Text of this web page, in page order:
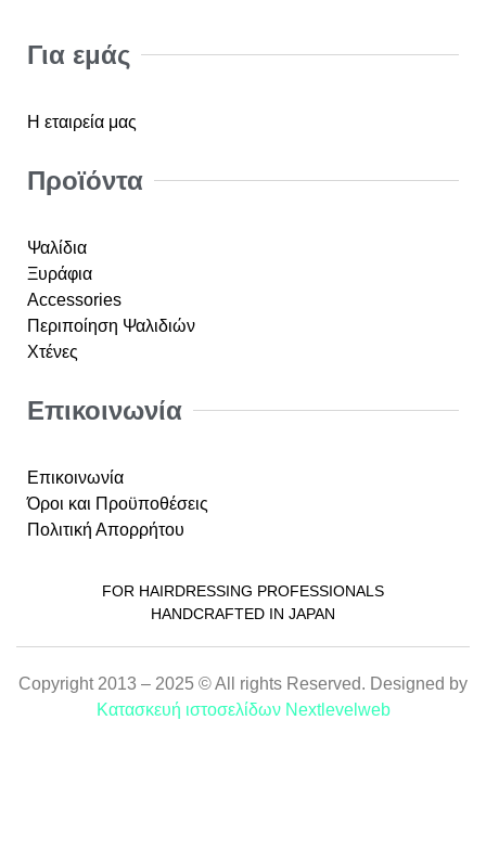
Για εμάς
Η εταιρεία μας
Προϊόντα
Ψαλίδια
Ξυράφια
Accessories
Περιποίηση Ψαλιδιών
Χτένες
Επικοινωνία
Επικοινωνία
Όροι και Προϋποθέσεις
Πολιτική Απορρήτου
FOR HAIRDRESSING PROFESSIONALS
HANDCRAFTED IN JAPAN
Copyright 2013 – 2025 © All rights Reserved. Designed by
Κατασκευή ιστοσελίδων Nextlevelweb